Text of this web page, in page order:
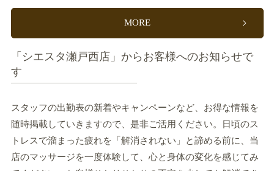
MORE
「シエスタ瀬戸西店」からお客様へのお知らせで
す
スタッフの出勤表の新着やキャンペーンなど、お得な情報を
随時掲載していきますので、是非ご活用ください。日頃のス
トレスで溜まった疲れを「解消されない」と諦める前に、当
店のマッサージを一度体験して、心と身体の変化を感じてみ